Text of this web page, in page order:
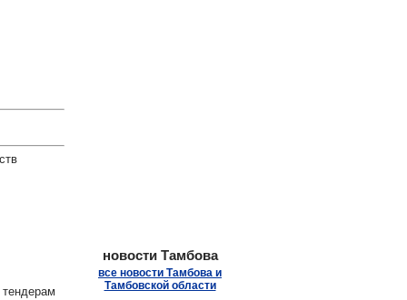
новости Тамбова
все новости Тамбова и
Тамбовской области